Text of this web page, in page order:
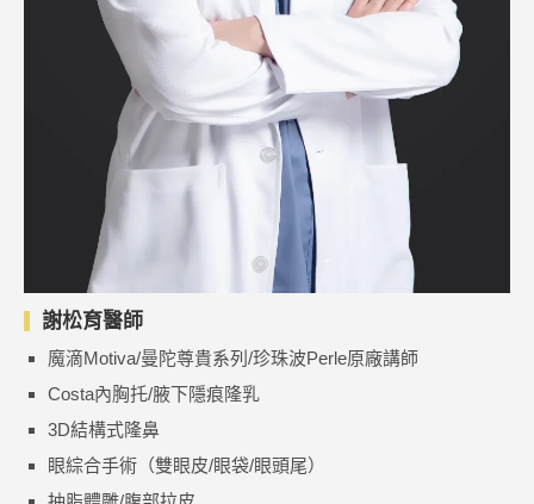
謝松育醫師
魔滴Motiva/曼陀尊貴系列/珍珠波Perle原廠講師
Costa內胸托/腋下隱痕隆乳
3D結構式隆鼻
眼綜合手術（雙眼皮/眼袋/眼頭尾）